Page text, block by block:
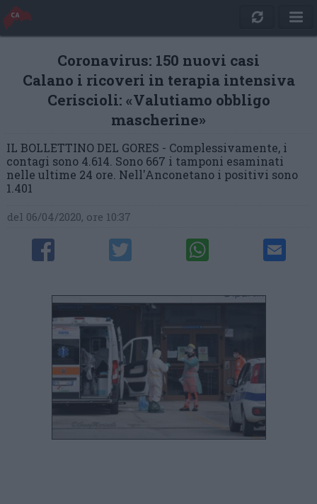
Coronavirus: 150 nuovi casi
Calano i ricoveri in terapia intensiva
Ceriscioli: «Valutiamo obbligo
mascherine»
IL BOLLETTINO DEL GORES - Complessivamente, i
contagi sono 4.614. Sono 667 i tamponi esaminati
nelle ultime 24 ore. Nell'Anconetano i positivi sono
1.401
del 06/04/2020, ore 10:37